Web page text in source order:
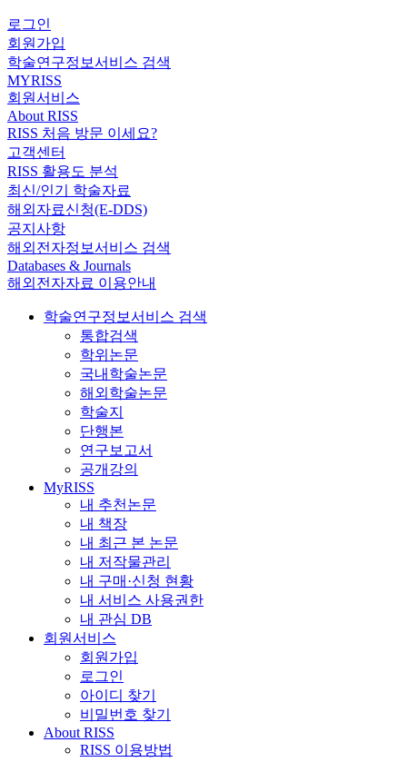
로그인
회원가입
학술연구정보서비스 검색
MYRISS
회원서비스
About RISS
RISS 처음 방문 이세요?
고객센터
RISS 활용도 분석
최신/인기 학술자료
해외자료신청(E-DDS)
공지사항
해외전자정보서비스 검색
Databases & Journals
해외전자자료 이용안내
학술연구정보서비스 검색
통합검색
학위논문
국내학술논문
해외학술논문
학술지
단행본
연구보고서
공개강의
MyRISS
내 추천논문
내 책장
내 최근 본 논문
내 저작물관리
내 구매·신청 현황
내 서비스 사용권한
내 관심 DB
회원서비스
회원가입
로그인
아이디 찾기
비밀번호 찾기
About RISS
RISS 이용방법